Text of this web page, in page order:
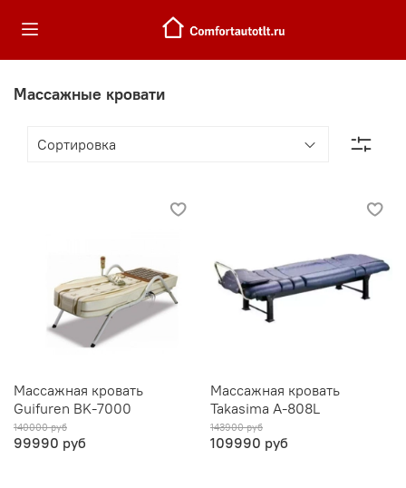
Массажные кровати
Массажная кровать
Guifuren BK-7000
140000 руб
99990 руб
Массажная кровать
Takasima А-808L
143900 руб
109990 руб